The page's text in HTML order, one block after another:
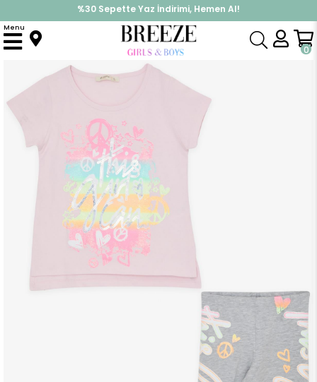
%30 Sepette Yaz İndirimi, Hemen Al!
İndirimlere ek %10 İndirimi Kap, Hemen Üye Ol!
0
Menu
Anasayfa Takımlar Tayt Takımı